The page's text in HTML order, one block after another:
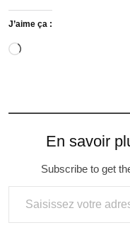
J’aime ça :
En savoir
Subscribe to get